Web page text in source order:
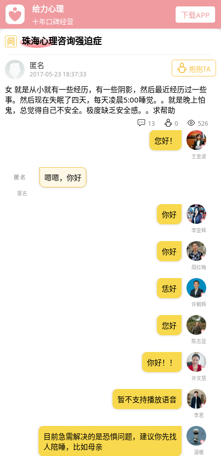
给力心理
十年口碑经营
下载APP
问 珠海心理咨询强迫症
匿名
2017-05-23 18:37:33
 抱抱TA
女 就是从小就有一些经历，有一些阴影，然后最近经历过一些
事。然后现在失眠了四天，每天凌晨5:00睡觉。。就是晚上怕
鬼，总觉得自己不安全。极度缺乏安全感。。求帮助
 13  0  526
王金波
您好！
匿名
嗯嗯，你好
李亚辉
你好
周红梅
你好
许朝辉
恁好
陈志显
您好
许文慧
你好！！
李君
暂不支持播放语音
温暖
目前急需解决的是恐惧问题，建议你先找
人陪睡，比如母亲